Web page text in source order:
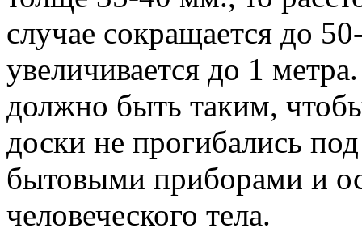
случае сокращается до
увеличивается до 1
должно быть таким,
доски не прогибались
бытовыми приборами и
человеческого тела.